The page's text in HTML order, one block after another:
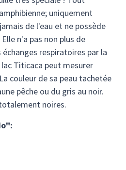
uniquement
de l'eau et ne possède
n'a pas non plus de
respiratoires par la
Titicaca peut mesurer
couleur de sa peau tachetée
pêche ou du gris au noir.
noires.